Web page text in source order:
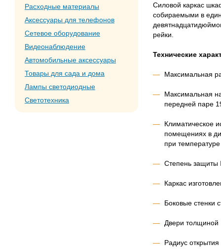
Расходные материалы
Аксессуары для телефонов
Сетевое оборудование
Видеонаблюдение
Автомобильные аксессуары
Товары для сада и дома
Лампы светодиодные
Светотехника
Силовой каркас
собираемыми в
рейки.
Технические
Максимальная
Максимальная
передней паре
Климатическое
помещениях в
при
Степень защиты
Каркас
Боковые стенки
Двери
Радиус